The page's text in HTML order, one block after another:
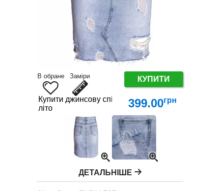
В обране Заміри КУПИТИ
Купити джинсову спідницю середньої довжини
літо
399.00грн
ДЕТАЛЬНІШЕ